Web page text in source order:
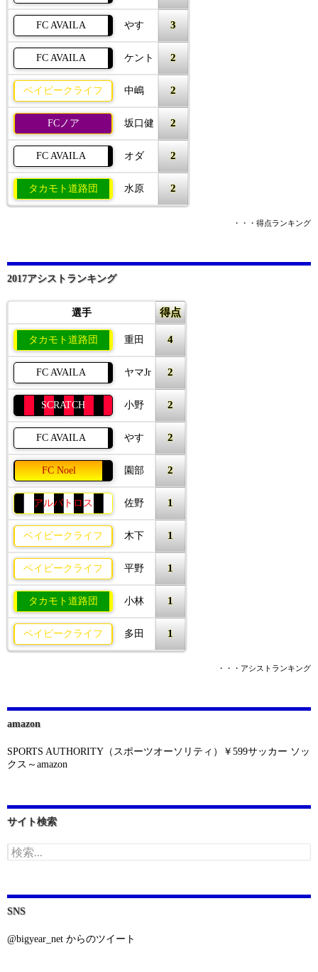
FC AVAILA やす 3
FC AVAILA ケント 2
ベイビークライフ 中嶋 2
FCノア 坂口健 2
FC AVAILA オダ 2
タカモト道路団 水原 2
・・・得点ランキング
2017アシストランキング
選手 得点
タカモト道路団 重田 4
FC AVAILA ヤマJr 2
SCRATCH 小野 2
FC AVAILA やす 2
FC Noel 園部 2
アルバトロス 佐野 1
ベイビークライフ 木下 1
ベイビークライフ 平野 1
タカモト道路団 小林 1
ベイビークライフ 多田 1
・・・アシストランキング
amazon
SPORTS AUTHORITY（スポーツオーソリティ）￥599サッカー ソッ
クス～amazon
サイト検索
検
索:
SNS
@bigyear_net からのツイート